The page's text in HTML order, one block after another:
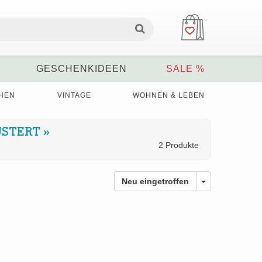
GESCHENKIDEEN SALE %
VINTAGE WOHNEN & LEBEN
»
2 Produkte
Neu eingetroffen